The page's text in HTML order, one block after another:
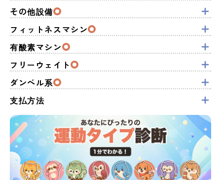
その他設備
フィットネスマシン
有酸素マシン
フリーウェイト
ダンベル系
支払方法